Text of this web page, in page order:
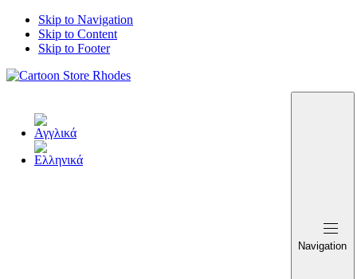
Skip to Navigation
Skip to Content
Skip to Footer
Navigation